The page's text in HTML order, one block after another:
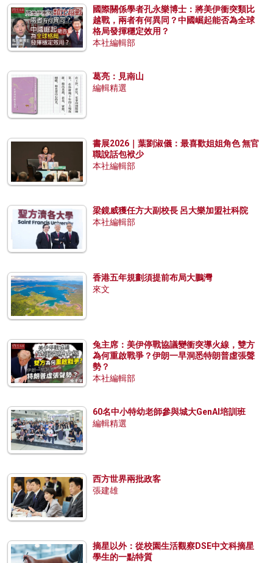
國際關係學者孔永樂博士：將美伊衝突類比
越戰，兩者有何異同？中國崛起能否為全球
格局發揮穩定效用？
本社編輯部
葛亮：見南山
編輯精選
書展2026｜葉劉淑儀：最喜歡姐姐角色 無官
職說話包袱少
本社編輯部
梁鏡威獲任方大副校長 呂大樂加盟社科院
本社編輯部
香港五年規劃須提前布局大鵬灣
來文
兔主席：美伊停戰協議變衝突導火線，雙方
為何重啟戰爭？伊朗一早洞悉特朗普虛張聲
勢？
本社編輯部
60名中小特幼老師參與城大GenAI培訓班
編輯精選
西方世界兩批政客
張建雄
摘星以外：從校園生活觀察DSE中文科摘星
學生的一點特質